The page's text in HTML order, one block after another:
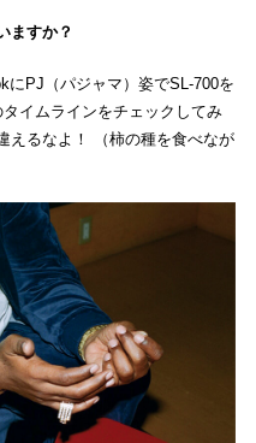
ますか？
にPJ（パジャマ）姿でSL-700を
イムラインをチェックしてみ
えるなよ！ （柿の種を食べなが